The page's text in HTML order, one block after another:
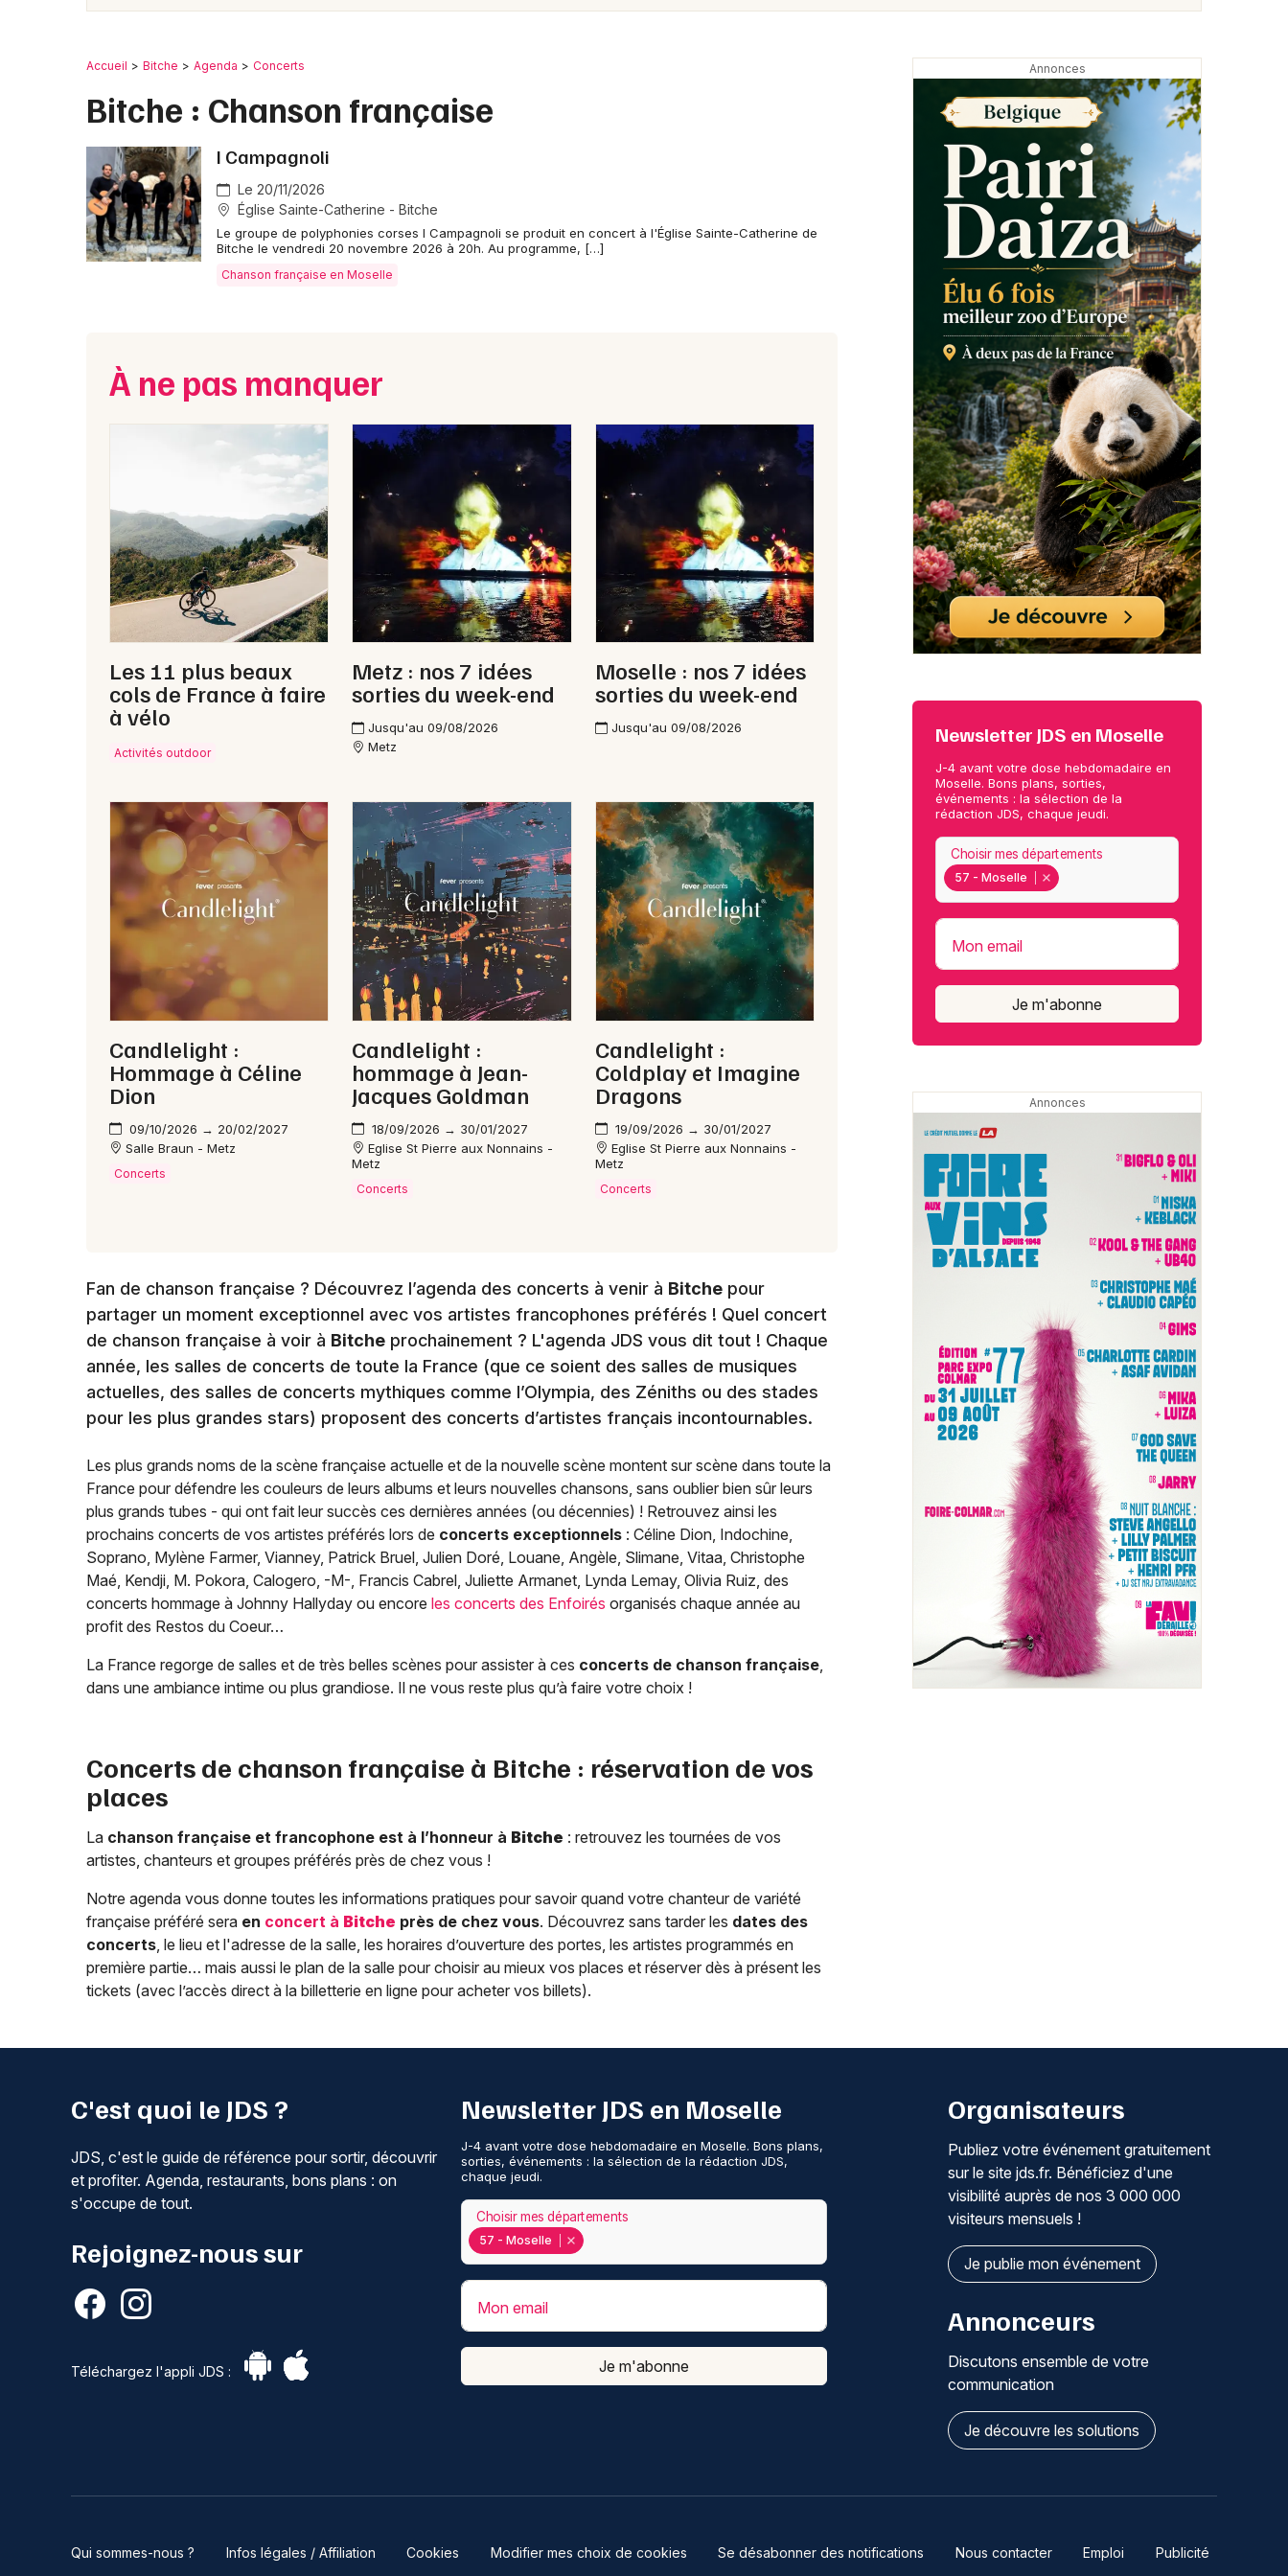
Expos
Newsletter des sorties
Artistes en tournée
Actus en Moselle
Magazine en Moselle
57 - Moselle
Choisir mes départements
Mon email
Je m'abonne
Mulhouse
Toulouse
Accueil Bitche Agenda Concerts
Bitche : Chanson française
I Campagnoli
Le 20/11/2026
Église Sainte-Catherine - Bitche
Le groupe de polyphonies corses I Campagnoli se produit en concert à l'Église Sainte-Catherine de
Bitche le vendredi 20 novembre 2026 à 20h. Au programme, […]
Chanson française en Moselle
À ne pas manquer
Les 11 plus beaux
cols de France à faire
à vélo
Activités outdoor
Metz : nos 7 idées
sorties du week-end
Jusqu'au 09/08/2026
Metz
Moselle : nos 7 idées
sorties du week-end
Jusqu'au 09/08/2026
Candlelight :
Hommage à Céline
Dion
09/10/2026 → 20/02/2027
Salle Braun - Metz
Concerts
Candlelight :
hommage à Jean-
Jacques Goldman
18/09/2026 → 30/01/2027
Eglise St Pierre aux Nonnains -
Metz
Concerts
Candlelight :
Coldplay et Imagine
Dragons
19/09/2026 → 30/01/2027
Eglise St Pierre aux Nonnains -
Metz
Concerts
Fan de chanson française ? Découvrez l’agenda des concerts à venir à Bitche pour
partager un moment exceptionnel avec vos artistes francophones préférés ! Quel concert
de chanson française à voir à Bitche prochainement ? L'agenda JDS vous dit tout ! Chaque
année, les salles de concerts de toute la France (que ce soient des salles de musiques
actuelles, des salles de concerts mythiques comme l’Olympia, des Zéniths ou des stades
pour les plus grandes stars) proposent des concerts d’artistes français incontournables.
Les plus grands noms de la scène française actuelle et de la nouvelle scène montent sur scène dans toute la
France pour défendre les couleurs de leurs albums et leurs nouvelles chansons, sans oublier bien sûr leurs
plus grands tubes - qui ont fait leur succès ces dernières années (ou décennies) ! Retrouvez ainsi les
prochains concerts de vos artistes préférés lors de concerts exceptionnels : Céline Dion, Indochine,
Soprano, Mylène Farmer, Vianney, Patrick Bruel, Julien Doré, Louane, Angèle, Slimane, Vitaa, Christophe
Maé, Kendji, M. Pokora, Calogero, -M-, Francis Cabrel, Juliette Armanet, Lynda Lemay, Olivia Ruiz, des
concerts hommage à Johnny Hallyday ou encore les concerts des Enfoirés organisés chaque année au
profit des Restos du Coeur…
La France regorge de salles et de très belles scènes pour assister à ces concerts de chanson française
dans une ambiance intime ou plus grandiose. Il ne vous reste plus qu’à faire votre choix !
Concerts de chanson française à Bitche : réservation de vos
places
La chanson française et francophone est à l’honneur à Bitche : retrouvez les tournées de vos
artistes, chanteurs et groupes préférés près de chez vous !
Notre agenda vous donne toutes les informations pratiques pour savoir quand votre chanteur de variété
française préféré sera en concert à Bitche près de chez vous. Découvrez sans tarder les dates des
concerts , le lieu et l'adresse de la salle, les horaires d’ouverture des portes, les artistes programmés en
première partie… mais aussi le plan de la salle pour choisir au mieux vos places et réserver dès à présent les
tickets (avec l’accès direct à la billetterie en ligne pour acheter vos billets).
Newsletter JDS en Moselle
J-4 avant votre dose hebdomadaire en
Moselle. Bons plans, sorties,
événements : la sélection de la
rédaction JDS, chaque jeudi.
57 - Moselle
Choisir mes départements
Mon email
Je m'abonne
C'est quoi le JDS ?
JDS, c'est le guide de référence pour sortir, découvrir
et profiter. Agenda, restaurants, bons plans : on
s'occupe de tout.
Rejoignez-nous sur
Téléchargez l'appli JDS :
Newsletter JDS en Moselle
J-4 avant votre dose hebdomadaire en Moselle. Bons plans,
sorties, événements : la sélection de la rédaction JDS,
chaque jeudi.
57 - Moselle
Choisir mes départements
Mon email
Je m'abonne
Organisateurs
Publiez votre événement gratuitement
sur le site jds.fr. Bénéficiez d'une
visibilité auprès de nos 3 000 000
visiteurs mensuels !
Je publie mon événement
Annonceurs
Discutons ensemble de votre
communication
Je découvre les solutions
Qui sommes-nous ? Infos légales / Affiliation Cookies Modifier mes choix de cookies Se désabonner des notifications Nous contacter Emploi Publicité